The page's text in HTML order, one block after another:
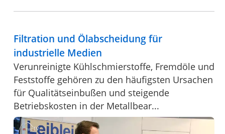
Filtration und Ölabscheidung für
industrielle Medien
Verunreinigte Kühlschmierstoffe, Fremdöle und
Feststoffe gehören zu den häufigsten Ursachen
für Qualitätseinbußen und steigende
Betriebskosten in der Metallbear...